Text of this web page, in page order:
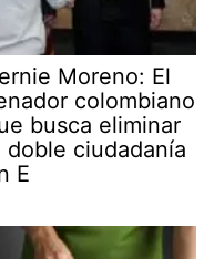
Moreno: El
colombiano
busca eliminar
doble ciudadanía
E